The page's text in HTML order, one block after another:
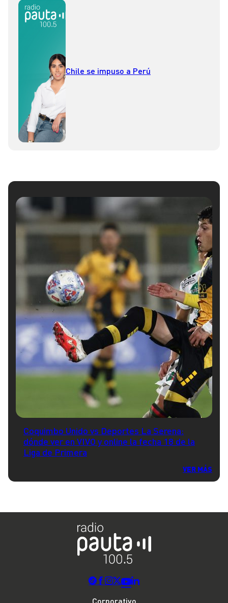
Chile se impuso a Perú
Coquimbo Unido vs Deportes La Serena:
dónde ver en VIVO y online la fecha 18 de la
Liga de Primera
VER MÁS
Corporativo